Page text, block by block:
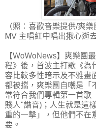
（照：喜歡音樂提供/爽
MV 主唱紅中唱出揪心逝
【WoWoNews】爽樂團
程》後，首波主打歌《為
容比較多性暗示及不雅畫
都被擋，爽樂團自嘲是「
常符合我們專輯第一首歌
賤人"諧音)；人生就是這
重的一擊」，但他們不在
要。